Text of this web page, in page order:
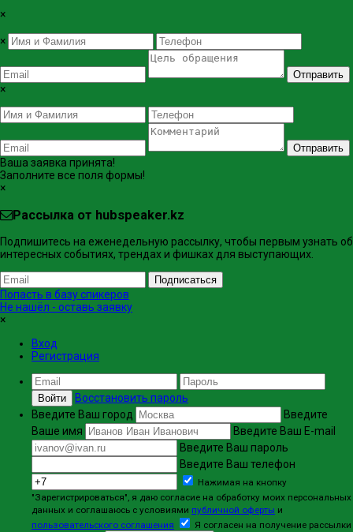
×
×
Отправить
×
Отправить
Ваша заявка принята!
Заполните все поля формы!
×
Рассылка от hubspeaker.kz
Подпишитесь на еженедельную рассылку, чтобы первым узнать об
интересных событиях, трендах и фишках ​для выступающих.
Подписаться
Попасть в базу спикеров
Не нашёл - оставь заявку
×
Вход
Регистрация
Войти
Восстановить пароль
Введите Ваш город
Введите
Ваше имя
Введите Ваш E-mail
Введите Ваш пароль
Введите Ваш телефон
Нажимая на кнопку
"Зарегистрироваться", я даю согласие на обработку моих персональных
данных и соглашаюсь с условиями публичной оферты и
пользовательского соглашения
Я согласен на получение рассылки